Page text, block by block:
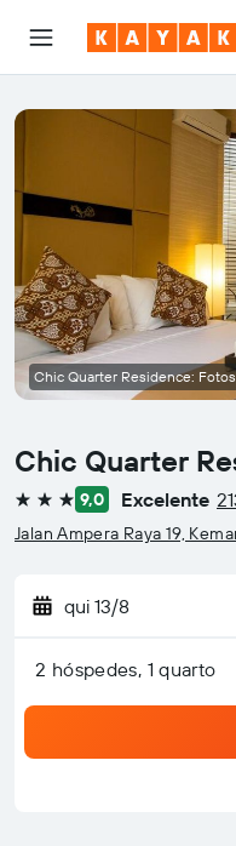
Chic Quarter
3 estrelas9,0 Excelente
Jalan Ampera Raya 19,
qui 13/8
2 hóspedes, 1 quarto
Chic Quarter Residence: Fotos